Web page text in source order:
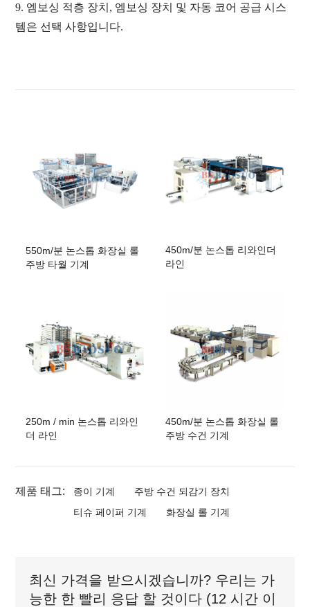
9. 엠보싱 적층 장치, 엠보싱 장치 및 자동 코어 공급 시스
템은 선택 사항입니다.
550m/분 논스톱 화장실 롤
주방 타월 기계
450m/분 논스톱 리와인더
라인
250m / min 논스톱 리와인
더 라인
450m/분 논스톱 화장실 롤
주방 수건 기계
제품 태그: 종이 기계
주방 수건 되감기 장치
티슈 페이퍼 기계
화장실 롤 기계
최신 가격을 받으시겠습니까? 우리는 가
능한 한 빨리 응답 할 것이다 (12 시간 이